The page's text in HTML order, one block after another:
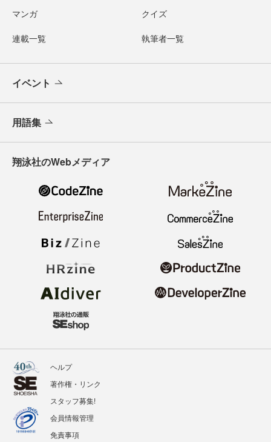
マンガ クイズ
連載一覧 執筆者一覧
イベント
用語集
翔泳社のWebメディア
ヘルプ
著作権・リンク
スタッフ募集!
会員情報管理
免責事項